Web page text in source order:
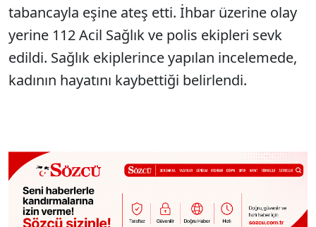
tabancayla eşine ateş etti. İhbar üzerine olay
yerine 112 Acil Sağlık ve polis ekipleri sevk
edildi. Sağlık ekiplerince yapılan incelemede,
kadının hayatını kaybettiği belirlendi.